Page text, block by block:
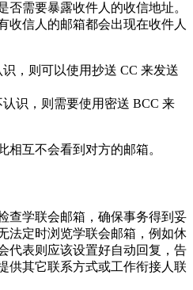
否需要暴露收件人的收信地址。
收信人的邮箱都会出现在收件人
，则可以使用抄送 CC 来发送
识，则需要使用密送 BCC 来
相互不会看到对方的邮箱。
查学联会邮箱，确保事务得到妥
法定时浏览学联会邮箱，例如休
代表则应该设置好自动回复，告
供其它联系方式或工作衔接人联